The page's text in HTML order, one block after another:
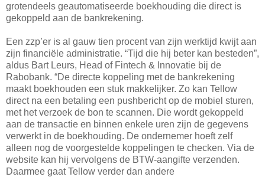
grotendeels geautomatiseerde boekhouding die direct is
gekoppeld aan de bankrekening.
Een zzp’er is al gauw tien procent van zijn werktijd kwijt aan
zijn financiële administratie. “Tijd die hij beter kan besteden”,
aldus Bart Leurs, Head of Fintech & Innovatie bij de
Rabobank. “De directe koppeling met de bankrekening
maakt boekhouden een stuk makkelijker. Zo kan Tellow
direct na een betaling een pushbericht op de mobiel sturen,
met het verzoek de bon te scannen. Die wordt gekoppeld
aan de transactie en binnen enkele uren zijn de gegevens
verwerkt in de boekhouding. De ondernemer hoeft zelf
alleen nog de voorgestelde koppelingen te checken. Via de
website kan hij vervolgens de BTW-aangifte verzenden.
Daarmee gaat Tellow verder dan andere